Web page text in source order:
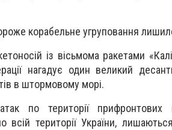
корабельне угруповання
із вісьмома ракетами
нагадує один великий
в штормовому морі.
по території
всій території України,